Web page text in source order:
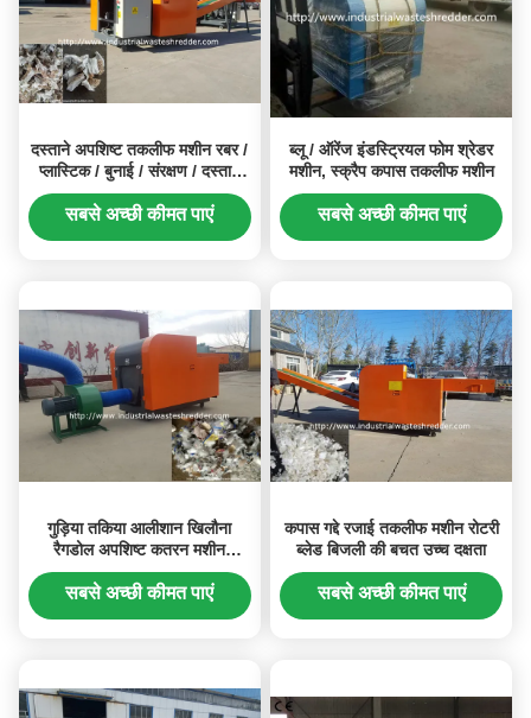
दस्ताने अपशिष्ट तकलीफ मशीन रबर /
प्लास्टिक / बुनाई / संरक्षण / दस्ताने
काटने
सबसे अच्छी कीमत पाएं
ब्लू / ऑरेंज इंडस्ट्रियल फोम श्रेडर
मशीन, स्क्रैप कपास तकलीफ मशीन
सबसे अच्छी कीमत पाएं
गुड़िया तकिया आलीशान खिलौना
रैगडोल अपशिष्ट कतरन मशीन
अनुकूलन उपलब्ध रोटरी ब्लेड
सबसे अच्छी कीमत पाएं
कपास गद्दे रजाई तकलीफ मशीन रोटरी
ब्लेड बिजली की बचत उच्च दक्षता
सबसे अच्छी कीमत पाएं